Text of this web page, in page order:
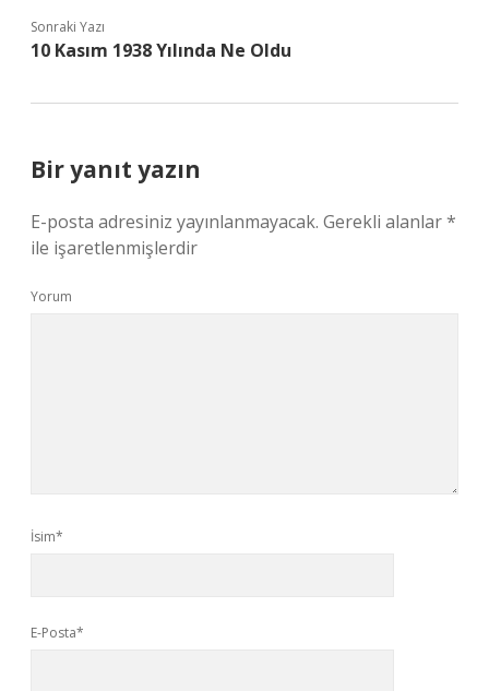
Sonraki Yazı
10 Kasım 1938 Yılında Ne Oldu
Bir yanıt yazın
E-posta adresiniz yayınlanmayacak. Gerekli alanlar*
ile işaretlenmişlerdir
Yorum
İsim*
E-Posta*